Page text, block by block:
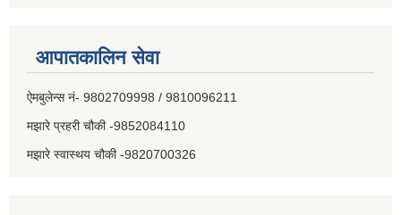
आपातकालिन सेवा
ऐमबुलेन्स नं- 9802709998 / 9810096211
मझारे प्रहरी चौकी -9852084110
मझारे स्वास्थय चौकी -9820700326